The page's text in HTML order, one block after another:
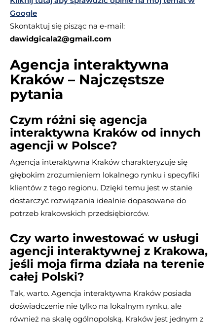
Google
Skontaktuj się pisząc na e-mail:
dawidgicala2@gmail.com
Agencja interaktywna
Kraków – Najczęstsze
pytania
Czym różni się agencja
interaktywna Kraków od innych
agencji w Polsce?
Agencja interaktywna Kraków charakteryzuje się
głębokim zrozumieniem lokalnego rynku i specyfiki
klientów z tego regionu. Dzięki temu jest w stanie
dostarczyć rozwiązania idealnie dopasowane do
potrzeb krakowskich przedsiębiorców.
Czy warto inwestować w usługi
agencji interaktywnej z Krakowa,
jeśli moja firma działa na terenie
całej Polski?
Tak, warto. Agencja interaktywna Kraków posiada
doświadczenie nie tylko na lokalnym rynku, ale
również na skalę ogólnopolską. Kraków jest jednym z